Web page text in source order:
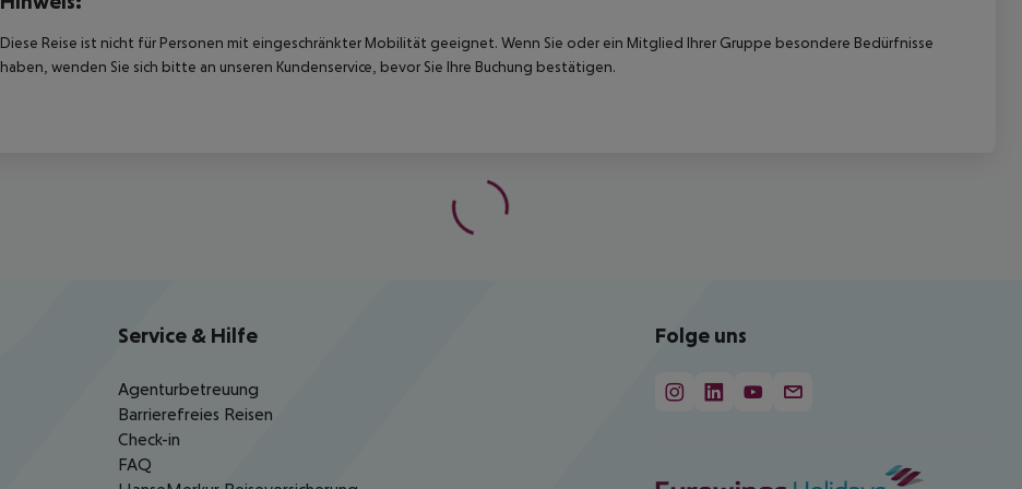
Diese Reise ist nicht für Personen mit eingeschränkter Mobilität geeignet. Wenn Sie oder ein Mitglied Ihrer Gruppe besondere Bedürfnisse
haben, wenden Sie sich bitte an unseren Kundenservice, bevor Sie Ihre Buchung bestätigen.
Service & Hilfe
Agenturbetreuung
Barrierefreies Reisen
Check-in
FAQ
Folge uns